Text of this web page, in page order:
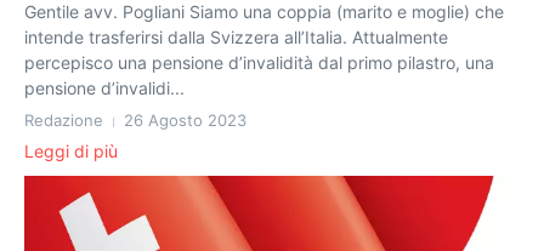
Gentile avv. Pogliani Siamo una coppia (marito e moglie) che
intende trasferirsi dalla Svizzera all’Italia. Attualmente
percepisco una pensione d’invalidità dal primo pilastro, una
pensione d’invalidi...
Redazione 26 Agosto 2023
Leggi di più